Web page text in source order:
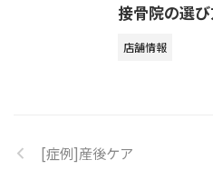
接骨院の選
店舗情報
[症例]産後ケア